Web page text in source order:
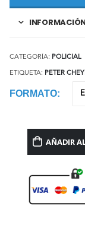
CATEGORÍA: POLICIAL
ETIQUETA: PETER
FORMATO
AÑADIR